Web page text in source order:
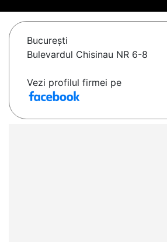
Bucureşti
Bulevardul Chisinau NR 6-8
Vezi profilul firmei pe